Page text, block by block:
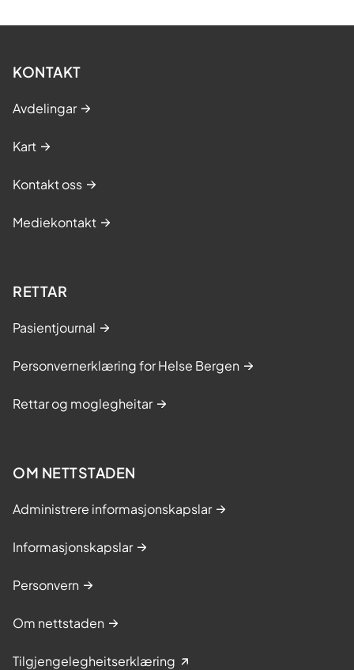
KONTAKT
Avdelingar
Kart
Kontakt oss
Mediekontakt
RETTAR
Pasientjournal
Personvernerklæring for Helse Bergen
Rettar og moglegheitar
OM NETTSTADEN
Administrere informasjonskapslar
Informasjonskapslar
Personvern
Om nettstaden
Tilgjengelegheitserklæring